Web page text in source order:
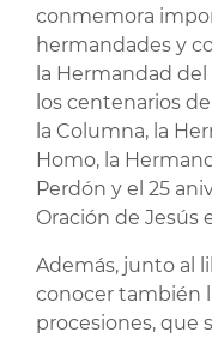
conmemora
hermandades y
la Hermandad
los centenarios
la Columna, la
Homo, la
Perdón y el 25
Oración de Jesús
Además, junto al
conocer también
procesiones, que